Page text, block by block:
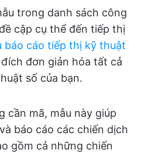
trong danh sách công
cập cụ thể đến tiếp thị
báo cáo tiếp thị kỹ thuật
đơn giản hóa tất cả
số của bạn.
cần mã, mẫu này giúp
báo cáo các chiến dịch
gồm cả những chiến